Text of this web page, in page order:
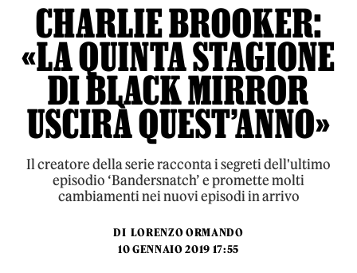
CHARLIE BROOKER:
«LA QUINTA STAGIONE
DI BLACK MIRROR
USCIRÀ QUEST’ANNO»
Il creatore della serie racconta i segreti dell'ultimo
episodio ‘Bandersnatch’ e promette molti
cambiamenti nei nuovi episodi in arrivo
DI LORENZO ORMANDO
10 GENNAIO 2019 17:55